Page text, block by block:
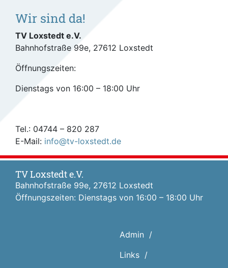
Wir sind da!
TV Loxstedt e.V.
Bahnhofstraße 99e, 27612 Loxstedt
Öffnungszeiten:
Dienstags von 16:00 – 18:00 Uhr
Tel.: 04744 – 820 287
E-Mail: info@tv-loxstedt.de
TV Loxstedt e.V.
Bahnhofstraße 99e, 27612 Loxstedt
Öffnungszeiten: Dienstags von 16:00 – 18:00 Uhr
Admin
Links